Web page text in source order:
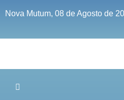
Nova Mutum, 08 de Agosto de